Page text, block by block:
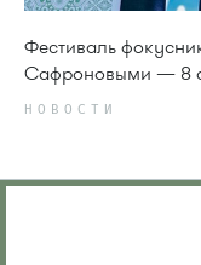
Фестиваль
Сафроновыми — 8
НОВОСТИ